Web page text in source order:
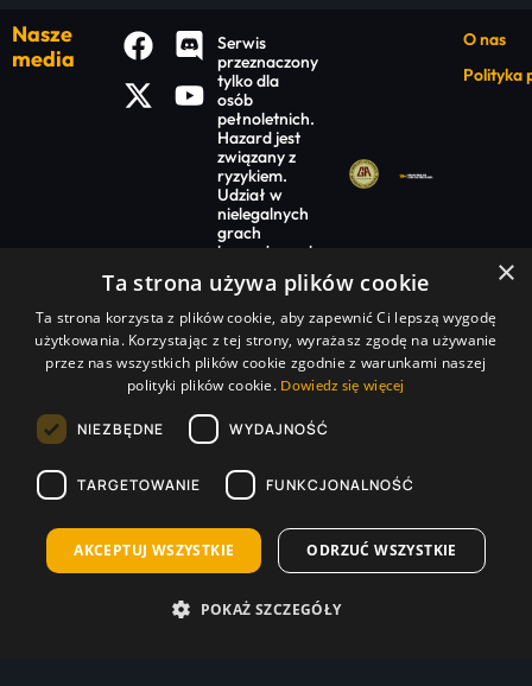
Nasze
media
Serwis
przeznaczony
tylko dla
osób
pełnoletnich.
Hazard jest
związany z
ryzykiem.
Udział w
nielegalnych
grach
hazardowych
jest
niezgodny z
prawem.
O nas
Polityka
Warte uwagi
Promocje na dziś
Ranking bukmacherów
Typy bukmacherskie
Bonusy powitalne
Na start
×
Ta strona używa plików cookie
Ta strona korzysta z plików cookie, aby zapewnić Ci lepszą wygodę
użytkowania. Korzystając z tej strony, wyrażasz zgodę na używanie
przez nas wszystkich plików cookie zgodnie z warunkami naszej
polityki plików cookie. Dowiedz się więcej
NIEZBĘDNE WYDAJNOŚĆ
TARGETOWANIE FUNKCJONALNOŚĆ
AKCEPTUJ WSZYSTKIE ODRZUĆ WSZYSTKIE
POKAŻ SZCZEGÓŁY